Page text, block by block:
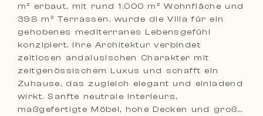
m² erbaut, mit rund 1.000 m² Wohnfläche und
398 m² Terrassen, wurde die Villa für ein
gehobenes mediterranes Lebensgefühl
konzipiert. Ihre Architektur verbindet
zeitlosen andalusischen Charakter mit
zeitgenössischem Luxus und schafft ein
Zuhause, das zugleich elegant und einladend
wirkt. Sanfte neutrale Interieurs,
maßgefertigte Möbel, hohe Decken und große